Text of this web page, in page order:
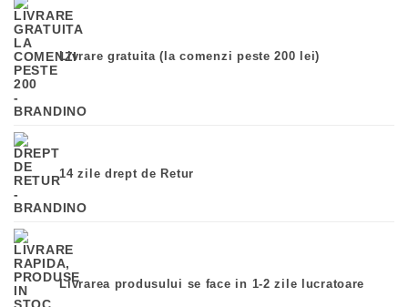
Livrare gratuita (la comenzi peste 200 lei)
14 zile drept de Retur
Livrarea produsului se face in 1-2 zile lucratoare